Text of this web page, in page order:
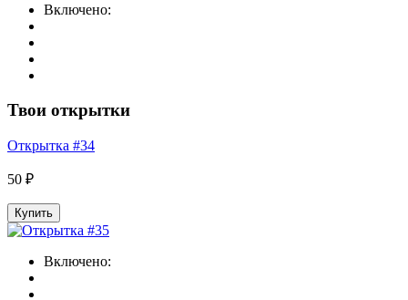
Включено:
Твои открытки
Открытка #34
50 ₽
Купить
Включено: